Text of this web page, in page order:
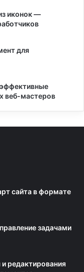
иконок —
для
веб-мастеров
сайта в формате
задачами
редактирования